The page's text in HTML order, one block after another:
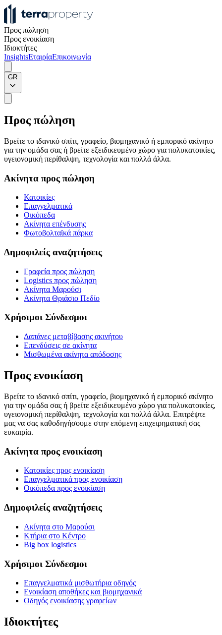
Προς πώληση
Προς ενοικίαση
Ιδιοκτήτες
InsightsΕταιρίαΕπικοινωνία
GR
Προς πώληση
Βρείτε το ιδανικό σπίτι, γραφείο, βιομηχανικό ή εμπορικό ακίνητο
για την ομάδα σας ή βρείτε εξειδικευμένο χώρο για πολυκατοικίες,
υγειονομική περίθαλψη, τεχνολογία και πολλά άλλα.
Ακίνητα προς πώληση
Κατοικίες
Επαγγελματικά
Οικόπεδα
Ακίνητα επένδυσης
Φωτοβολταϊκά πάρκα
Δημοφιλείς αναζητήσεις
Γραφεία προς πώληση
Logistics προς πώληση
Ακίνητα Μαρούσι
Ακίνητα Θριάσιο Πεδίο
Χρήσιμοι Σύνδεσμοι
Δαπάνες μεταβίβασης ακινήτου
Επενδύσεις σε ακίνητα
Μισθωμένα ακίνητα απόδοσης
Προς ενοικίαση
Βρείτε το ιδανικό σπίτι, γραφείο, βιομηχανικό ή εμπορικό ακίνητο
για την ομάδα σας ή βρείτε εξειδικευμένο χώρο για πολυκατοικίες,
υγειονομική περίθαλψη, τεχνολογία και πολλά άλλα. Επιτρέψτε
μας να σας καθοδηγήσουμε στην επόμενη επιχειρηματική σας
ευκαιρία.
Ακίνητα προς ενοικίαση
Κατοικίες προς ενοικίαση
Επαγγελματικά προς ενοικίαση
Οικόπεδα προς ενοικίαση
Δημοφιλείς αναζητήσεις
Ακίνητα στο Μαρούσι
Κτήρια στο Κέντρο
Big box logistics
Χρήσιμοι Σύνδεσμοι
Επαγγελματικά μισθωτήρια οδηγός
Ενοικίαση αποθήκες και βιομηχανικά
Οδηγός ενοικίασης γραφείων
Ιδιοκτήτες